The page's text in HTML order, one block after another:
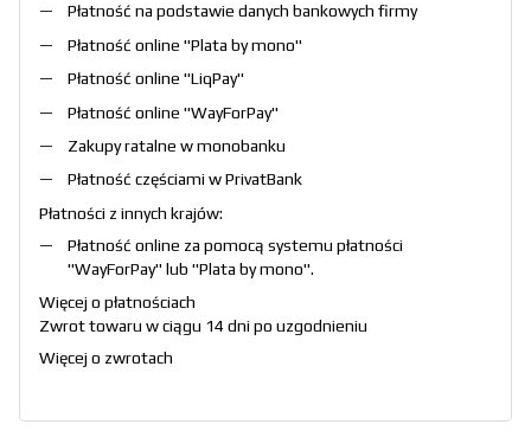
Płatność na podstawie danych bankowych firmy
Płatność online "Plata by mono"
Płatność online "LiqPay"
Płatność online "WayForPay"
Zakupy ratalne w monobanku
Płatność częściami w PrivatBank
Płatności z innych krajów:
Płatność online za pomocą systemu płatności
"WayForPay" lub "Plata by mono".
Więcej o płatnościach
Zwrot towaru w ciągu 14 dni po uzgodnieniu
Więcej o zwrotach